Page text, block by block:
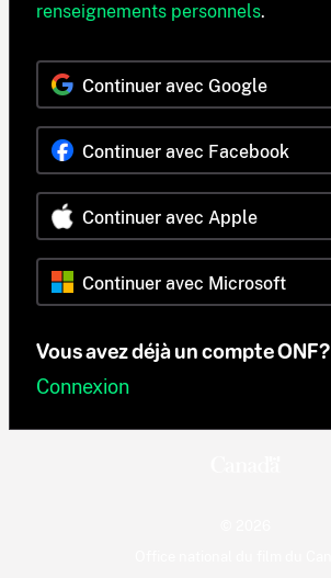
renseignements personnels.
Continuer avec Google
Continuer avec Facebook
Continuer avec Apple
Continuer avec Microsoft
Vous avez déjà un compte ONF?
Connexion